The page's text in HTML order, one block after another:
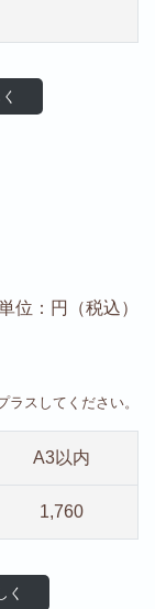
位：円（税込）
スしてください。
A3以内
1,760
く